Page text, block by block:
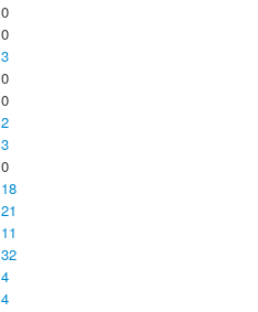
0
0
3
0
0
2
3
0
18
21
11
32
4
4